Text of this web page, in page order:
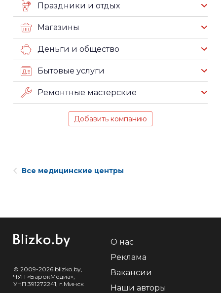
Праздники и отдых
Магазины
Деньги и общество
Бытовые услуги
Ремонтные мастерские
Добавить компанию
Все медицинские центры
© 2009-2026 blizko.by,
ЧУП «БарокМедиа»,
УНП 391272241, г.Минск
О нас
Реклама
Вакансии
Наши авторы